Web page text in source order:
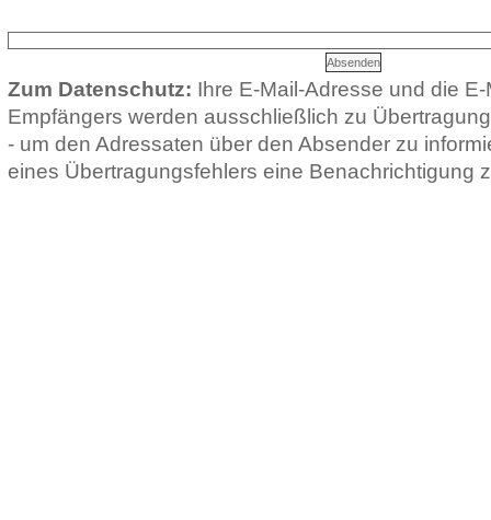
Zum Datenschutz: Ihre E-Mail-Adresse und die
Empfängers werden ausschließlich zu
- um den Adressaten über den Absender zu
eines Übertragungsfehlers eine Benachrichtigung